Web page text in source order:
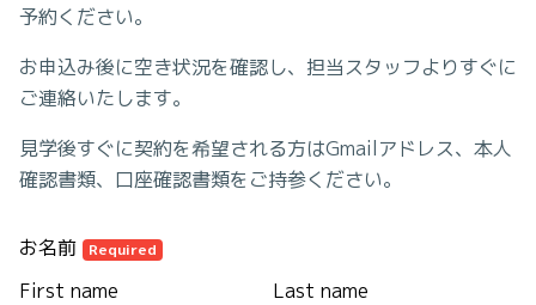
予約ください。
お申込み後に空き状況を確認し、担当スタッフよりすぐに
ご連絡いたします。
見学後すぐに契約を希望される方はGmailアドレス、本人
確認書類、口座確認書類をご持参ください。
お名前 Required
Last name
First name